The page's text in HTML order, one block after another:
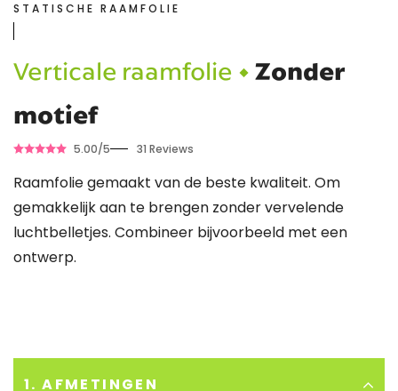
STATISCHE RAAMFOLIE
Verticale raamfolie • Zonder
motief
5.00/5 31 Reviews
Raamfolie gemaakt van de beste kwaliteit. Om
gemakkelijk aan te brengen zonder vervelende
luchtbelletjes. Combineer bijvoorbeeld met een
ontwerp.
1. AFMETINGEN